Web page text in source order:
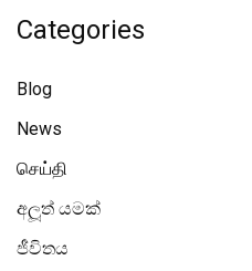
Categories
Blog
News
செய்தி
අලූත් යමක්
ජීවිතය